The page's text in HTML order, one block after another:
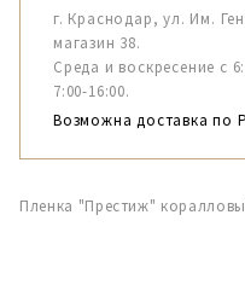
г. Краснодар, ул. Им.
магазин 38.
Среда и воскресение с
7:00-16:00.
Возможна доставка по
Пленка "Престиж"